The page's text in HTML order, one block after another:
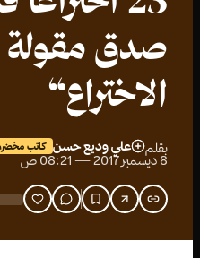
صدق مقولة
الاختراع“
بقلم علي وديع حسن كاتب
8 ديسمبر 2017 — 08:21 ص